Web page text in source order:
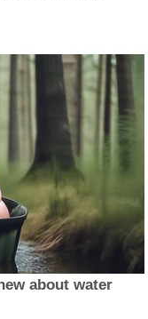
about water